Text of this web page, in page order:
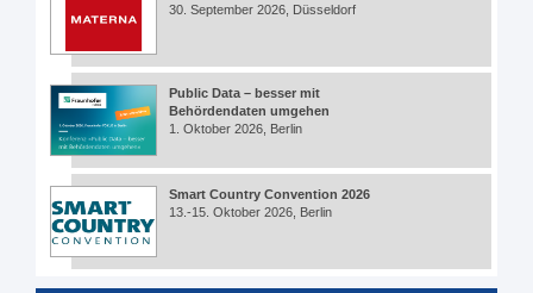
30. September 2026, Düsseldorf
Public Data – besser mit
Behördendaten umgehen
1. Oktober 2026, Berlin
Smart Country Convention 2026
13.-15. Oktober 2026, Berlin